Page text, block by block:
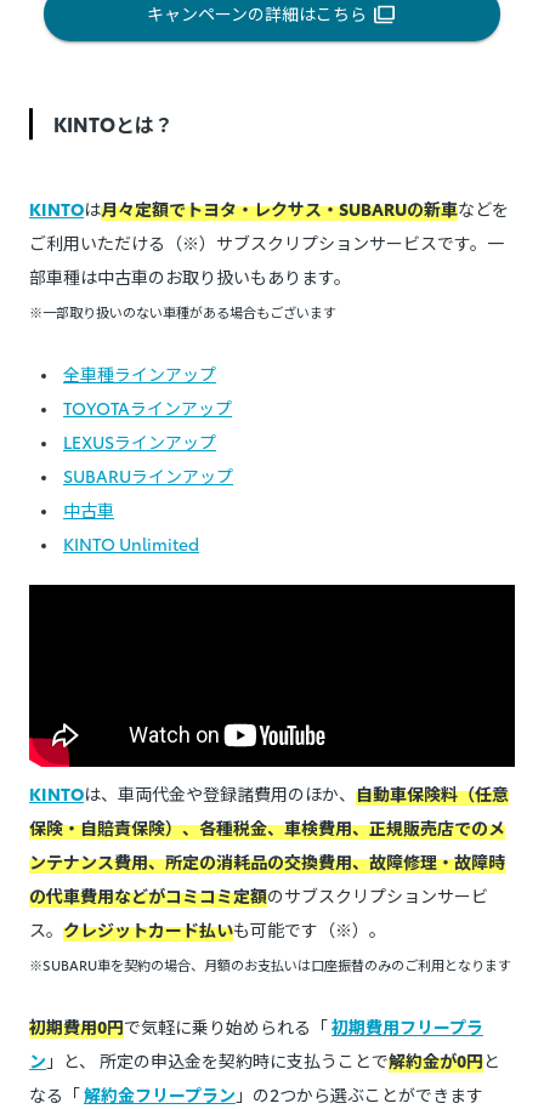
キャンペーンの詳細はこちら
KINTOとは？
KINTOは月々定額でトヨタ・レクサス・SUBARUの新車などを
ご利用いただける（※）サブスクリプションサービスです。一
部車種は中古車のお取り扱いもあります。
※一部取り扱いのない車種がある場合もございます
全車種ラインアップ
TOYOTAラインアップ
LEXUSラインアップ
SUBARUラインアップ
中古車
KINTO Unlimited
KINTOは、車両代金や登録諸費用のほか、 自動車保険料（任意
保険・自賠責保険）、各種税金、車検費用、正規販売店でのメ
ンテナンス費用、所定の消耗品の交換費用、故障修理・故障時
の代車費用などがコミコミ定額のサブスクリプションサービ
ス。 クレジットカード払いも可能です（※）。
※SUBARU車を契約の場合、月額のお支払いは口座振替のみのご利用となります
初期費用0円で気軽に乗り始められる「初期費用フリープラ
ン 」と、 所定の申込金を契約時に支払うことで解約金が0円と
なる「解約金フリープラン 」の2つから選ぶことができます